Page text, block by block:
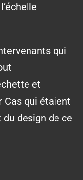
qui
et
Cas qui étaient
design de ce